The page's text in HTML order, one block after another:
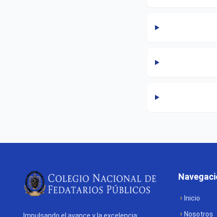
Inicio
Nosotros